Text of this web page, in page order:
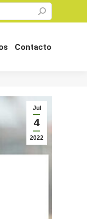
Contacto
Jul
4
2022
Contacto